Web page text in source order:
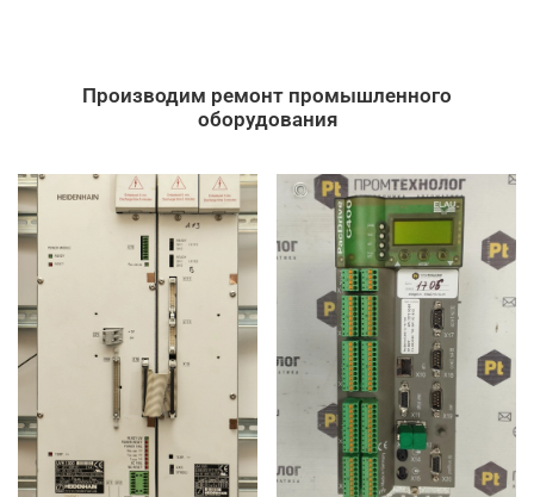
Производим ремонт промышленного
оборудования